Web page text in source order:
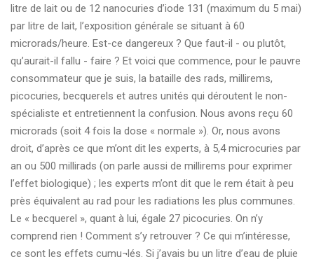
litre de lait ou de 12 nanocuries d’iode 131 (maximum du 5 mai)
par litre de lait, l’exposition générale se situant à 60
microrads/heure. Est-ce dangereux ? Que faut-il - ou plutôt,
qu’aurait-il fallu - faire ? Et voici que commence, pour le pauvre
consommateur que je suis, la bataille des rads, millirems,
picocuries, becquerels et autres unités qui déroutent le non-
spécialiste et entretiennent la confusion. Nous avons reçu 60
microrads (soit 4 fois la dose « normale »). Or, nous avons
droit, d’après ce que m’ont dit les experts, à 5,4 microcuries par
an ou 500 millirads (on parle aussi de millirems pour exprimer
l’effet biologique) ; les experts m’ont dit que le rem était à peu
près équivalent au rad pour les radiations les plus communes.
Le « becquerel », quant à lui, égale 27 picocuries. On n’y
comprend rien ! Comment s’y retrouver ? Ce qui m’intéresse,
ce sont les effets cumu¬lés. Si j’avais bu un litre d’eau de pluie